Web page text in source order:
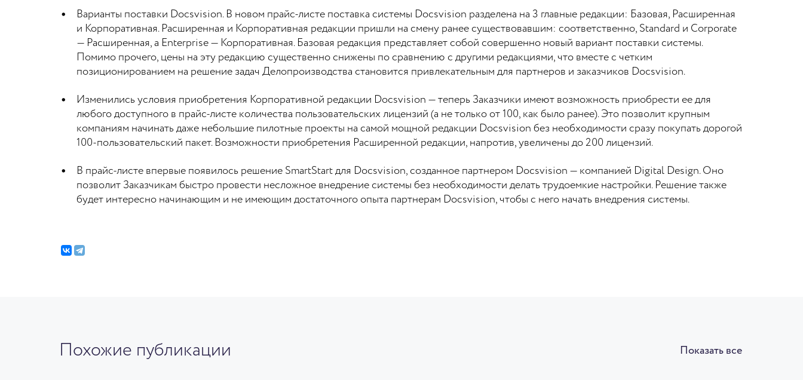
Варианты поставки Docsvision. В новом прайс-листе поставка системы Docsvision разделена на 3 главные редакции: Базовая, Расширенная
и Корпоративная. Расширенная и Корпоративная редакции пришли на смену ранее существовавшим: соответственно, Standard и Corporate
— Расширенная, а Enterprise — Корпоративная. Базовая редакция представляет собой совершенно новый вариант поставки системы.
Помимо прочего, цены на эту редакцию существенно снижены по сравнению с другими редакциями, что вместе с четким
позиционированием на решение задач Делопроизводства становится привлекательным для партнеров и заказчиков Docsvision.
Изменились условия приобретения Корпоративной редакции Docsvision — теперь Заказчики имеют возможность приобрести ее для
любого доступного в прайс-листе количества пользовательских лицензий (а не только от 100, как было ранее). Это позволит крупным
компаниям начинать даже небольшие пилотные проекты на самой мощной редакции Docsvision без необходимости сразу покупать дорогой
100-пользовательский пакет. Возможности приобретения Расширенной редакции, напротив, увеличены до 200 лицензий.
В прайс-листе впервые появилось решение SmartStart для Docsvision, созданное партнером Docsvision — компанией Digital Design. Оно
позволит Заказчикам быстро провести несложное внедрение системы без необходимости делать трудоемкие настройки. Решение также
будет интересно начинающим и не имеющим достаточного опыта партнерам Docsvision, чтобы с него начать внедрения системы.
Похожие публикации Показать все